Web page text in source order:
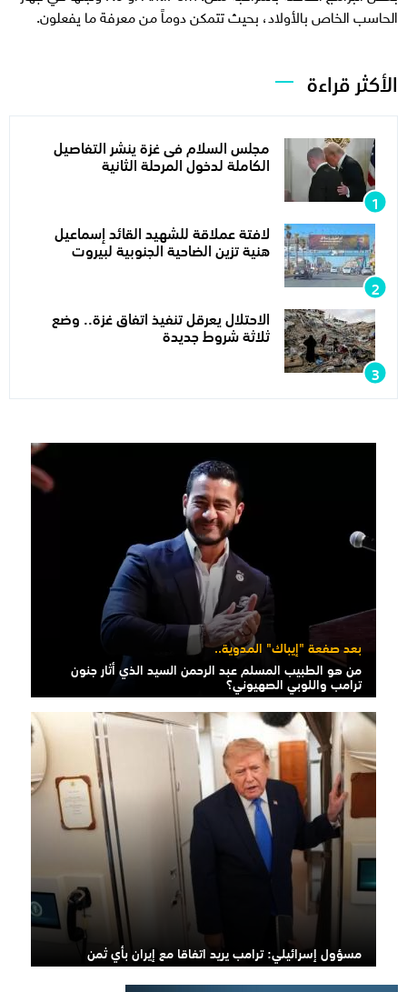
الحاسب الخاص بالأولاد، بحيث تتمكن دوماً من معرفة ما يفعلون.
الأكثر قراءة
مجلس السلام فى غزة ينشر التفاصيل
الكاملة لدخول المرحلة الثانية
لافتة عملاقة للشهيد القائد إسماعيل
هنية تزين الضاحية الجنوبية لبيروت
الاحتلال يعرقل تنفيذ اتفاق غزة.. وضع
ثلاثة شروط جديدة
بعد صفعة "إيباك" المدوية..
من هو الطبيب المسلم عبد الرحمن السيد الذي أثار جنون
ترامب واللوبي الصهيوني؟
مسؤول إسرائيلي: ترامب يريد اتفاقا مع إيران بأي ثمن